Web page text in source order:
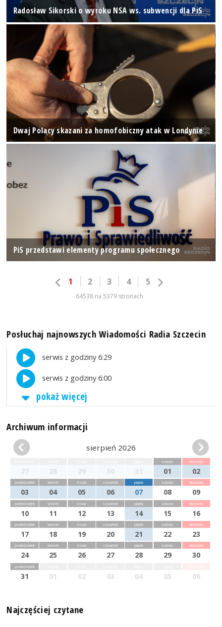
Radosław Sikorski o wyroku NSA ws. subwencji dla PiS
Dwaj Polacy skazani za homofobiczny atak w Londynie
PiS przedstawi elementy programu społecznego
1 2 3 4 5
64538 na 5379 stronach
Posłuchaj najnowszych Wiadomości Radia Szczecin
serwis z godziny 6:29
serwis z godziny 6:00
pokaż więcej
Archiwum informacji
sierpień 2026
27 28 29 30 31
sobota
01
niedziela
02
poniedziałek
03
wtorek
04
środa
05
czwartek
06
piątek
07
sobota
08
niedziela
09
poniedziałek
10
wtorek
11
środa
12
czwartek
13
piątek
14
sobota
15
niedziela
16
poniedziałek
17
wtorek
18
środa
19
czwartek
20
piątek
21
sobota
22
niedziela
23
poniedziałek
24
wtorek
25
środa
26
czwartek
27
piątek
28
sobota
29
niedziela
30
poniedziałek
31 01 02 03 04 05 06
Najczęściej czytane